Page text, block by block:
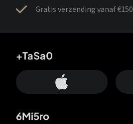
Gratis verzending vanaf €150
+TaSa0
6Mi5ro